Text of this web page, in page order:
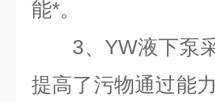
能*。
3、YW液下泵采
提高了污物通过能